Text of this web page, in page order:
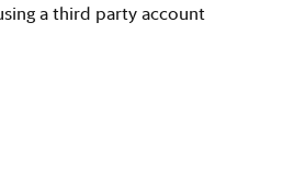
a third party account